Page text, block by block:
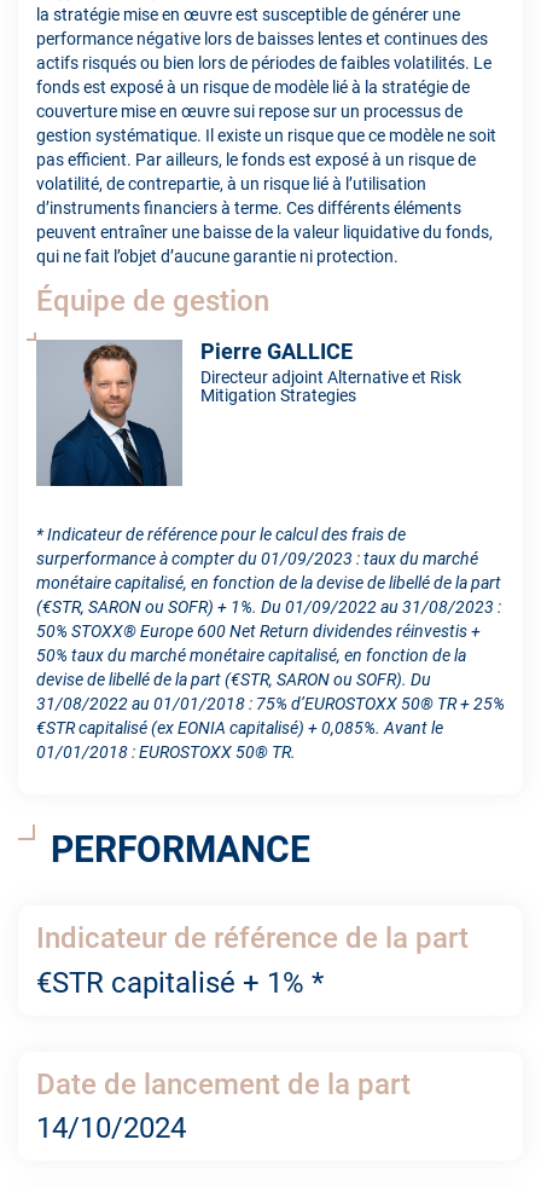
la stratégie mise en œuvre est susceptible de générer une
performance négative lors de baisses lentes et continues des
actifs risqués ou bien lors de périodes de faibles volatilités. Le
fonds est exposé à un risque de modèle lié à la stratégie de
couverture mise en œuvre sui repose sur un processus de
gestion systématique. Il existe un risque que ce modèle ne soit
pas efficient. Par ailleurs, le fonds est exposé à un risque de
volatilité, de contrepartie, à un risque lié à l’utilisation
d’instruments financiers à terme. Ces différents éléments
peuvent entraîner une baisse de la valeur liquidative du fonds,
qui ne fait l’objet d’aucune garantie ni protection.
Équipe de gestion
Pierre GALLICE
Directeur adjoint Alternative et Risk
Mitigation Strategies
* Indicateur de référence pour le calcul des frais de
surperformance à compter du 01/09/2023 : taux du marché
monétaire capitalisé, en fonction de la devise de libellé de la part
(€STR, SARON ou SOFR) + 1%. Du 01/09/2022 au 31/08/2023 :
50% STOXX® Europe 600 Net Return dividendes réinvestis +
50% taux du marché monétaire capitalisé, en fonction de la
devise de libellé de la part (€STR, SARON ou SOFR). Du
31/08/2022 au 01/01/2018 : 75% d’EUROSTOXX 50® TR + 25%
€STR capitalisé (ex EONIA capitalisé) + 0,085%. Avant le
01/01/2018 : EUROSTOXX 50® TR.
PERFORMANCE
Indicateur de référence de la part
€STR capitalisé + 1% *
Date de lancement de la part
14/10/2024